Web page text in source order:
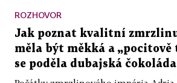
ROZHOVOR
Jak poznat kvalitní
měla být měkká a „pocitově
se poděla dubajská čokoláda